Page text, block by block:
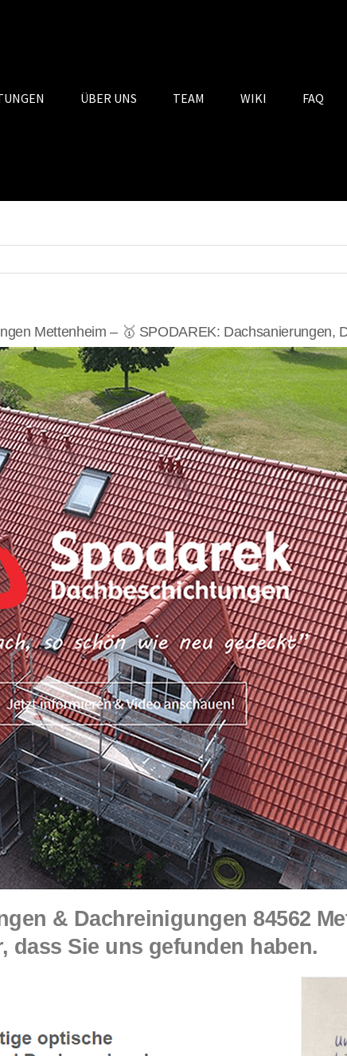
ÜBER UNS TEAM WIKI FAQ
Mettenheim – 🥇 SPODAREK: Dachsanierungen,
& Dachreinigungen 84562
dass Sie uns gefunden haben.